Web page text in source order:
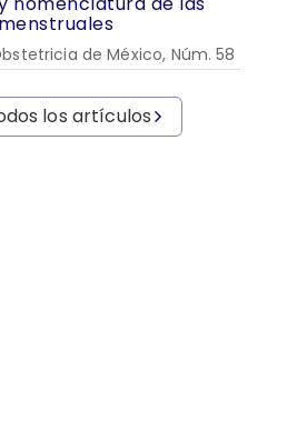
de México, Núm. 58
los artículos